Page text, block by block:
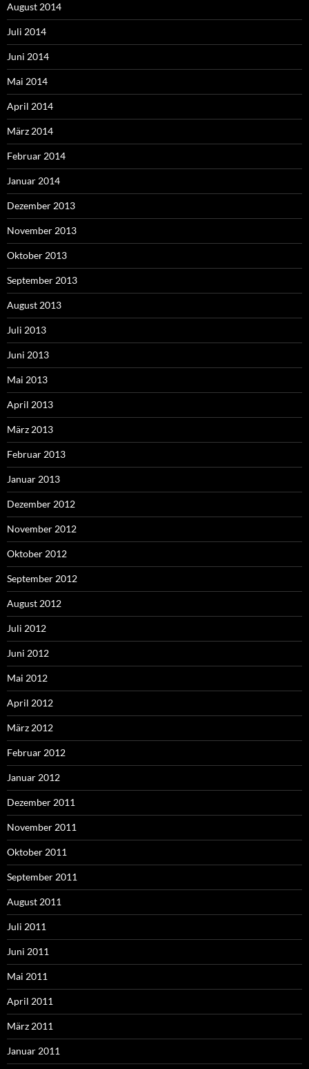
August 2014
Juli 2014
Juni 2014
Mai 2014
April 2014
März 2014
Februar 2014
Januar 2014
Dezember 2013
November 2013
Oktober 2013
September 2013
August 2013
Juli 2013
Juni 2013
Mai 2013
April 2013
März 2013
Februar 2013
Januar 2013
Dezember 2012
November 2012
Oktober 2012
September 2012
August 2012
Juli 2012
Juni 2012
Mai 2012
April 2012
März 2012
Februar 2012
Januar 2012
Dezember 2011
November 2011
Oktober 2011
September 2011
August 2011
Juli 2011
Juni 2011
Mai 2011
April 2011
März 2011
Januar 2011